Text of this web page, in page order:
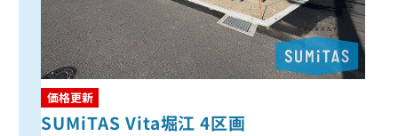
価格更新
SUMiTAS Vita堀江 4区画